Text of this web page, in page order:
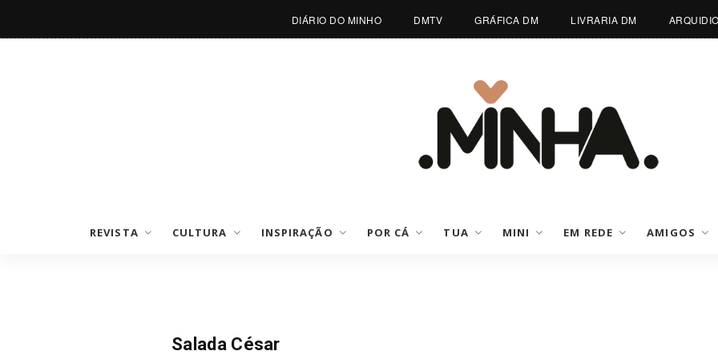
DIÁRIO DO MINHO DMTV GRÁFICA DM LIVRARIA DM
REVISTA CULTURA INSPIRAÇÃO POR CÁ TUA MINI EM REDE AMIGOS
Salada César